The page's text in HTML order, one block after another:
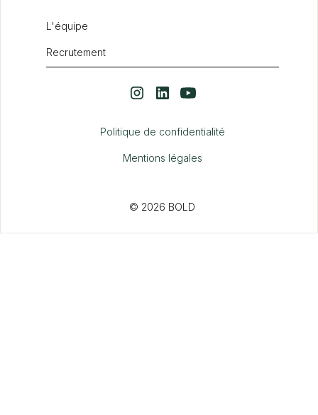
L'équipe
Recrutement
© 2026 BOLD
Politique de confidentialité
Mentions légales